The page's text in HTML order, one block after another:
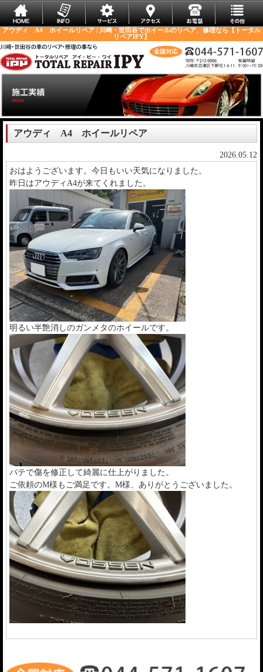
アウディ A4 ホイールリペア | 川崎・世田谷でホイールのリペア、修理なら【トータル
リペアIPY】
アウディ A4 ホイールリペア
2026.05.12
おはようございます。今日もいい天気になりました。
昨日はアウディA4が来てくれました。
明るい半艶消しのガンメタのホイールです。
パテで傷を修正して綺麗に仕上がりました。
ご依頼のM様もご満足です。M様、ありがとうございました。